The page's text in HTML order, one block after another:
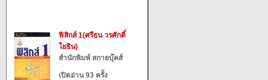
ฟิสิกส์ 1(ศรีธน วรศักดิ์
โยธิน)
สำนักพิมพ์ สกายบุ๊คส์
เปิดอ่าน 93 ครั้ง